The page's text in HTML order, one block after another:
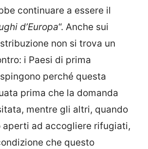
continuare a essere il
d’Europa“. Anche sui
non si trova un
i Paesi di prima
perché questa
prima che la domanda
mentre gli altri, quando
aperti ad accogliere rifugiati,
che questo